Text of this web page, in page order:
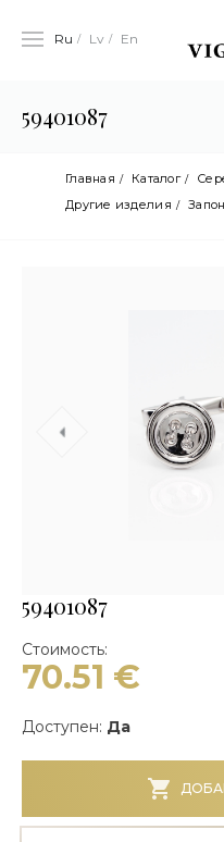
Ru Lv En
59401087
Главная Каталог
Другие изделия
59401087
Стоимость:
70.51 €
Доступен: Да